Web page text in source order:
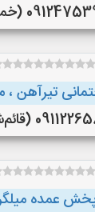
(خمین )
تیرآهن ،
(قائم‌شهر )
عمده